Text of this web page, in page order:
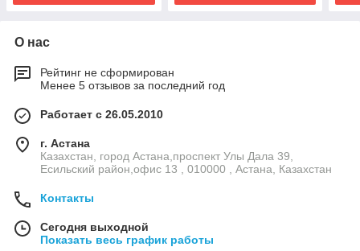
О нас
Рейтинг не сформирован
Менее 5 отзывов за последний год
Работает с 26.05.2010
г. Астана
Казахстан, город Астана,проспект Улы Дала 39,
Есильский район,офис 13 , 010000 , Астана, Казахстан
Контакты
Сегодня выходной
Показать весь график работы